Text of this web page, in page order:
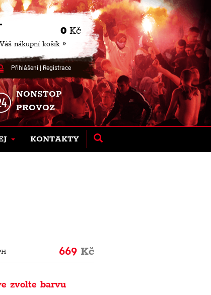
0 Kč
Váš nákupní košík »
Přihlášení| Registrace
NONSTOP
PROVOZ
KONTAKTY
669 Kč
zvolte barvu